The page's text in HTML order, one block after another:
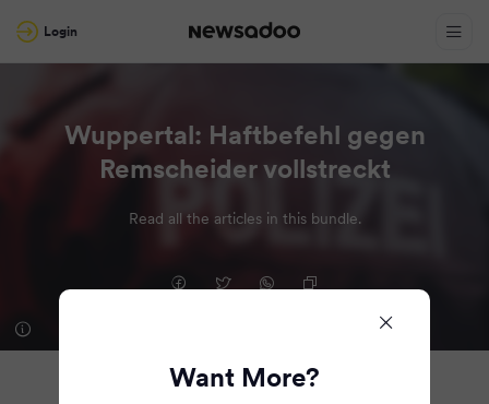
Login
Wuppertal: Haftbefehl gegen
Remscheider vollstreckt
Read all the articles in this bundle.
Want More?